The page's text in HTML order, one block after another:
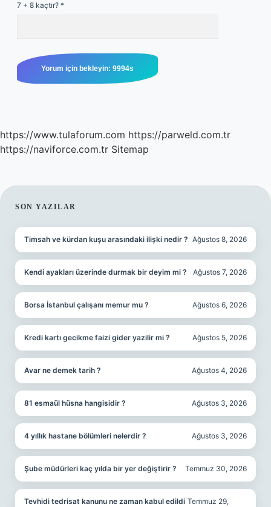
7 + 8 kaçtır? *
https://www.tulaforum.com https://parweld.com.tr
https://naviforce.com.tr Sitemap
SIDEBAR
SON YAZILAR
Timsah ve kürdan kuşu arasındaki ilişki nedir ? Ağustos 8, 2026
Kendi ayakları üzerinde durmak bir deyim mi ? Ağustos 7, 2026
Borsa İstanbul çalışanı memur mu ? Ağustos 6, 2026
Kredi kartı gecikme faizi gider yazilir mi ? Ağustos 5, 2026
Avar ne demek tarih ? Ağustos 4, 2026
81 esmaül hüsna hangisidir ? Ağustos 3, 2026
4 yıllık hastane bölümleri nelerdir ? Ağustos 3, 2026
Şube müdürleri kaç yılda bir yer değiştirir ? Temmuz 30, 2026
Tevhidi tedrisat kanunu ne zaman kabul edildi Temmuz 29,